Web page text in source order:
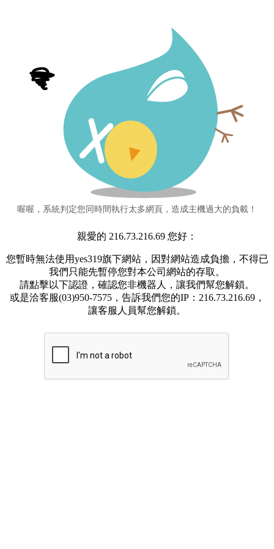
喔喔，系統判定您同時間執行太多網頁，造成主機過大的負載！
親愛的 216.73.216.69 您好：
您暫時無法使用yes319旗下網站，因對網站造成負擔，不得已
我們只能先暫停您對本公司網站的存取。
請點擊以下認證，確認您非機器人，讓我們幫您解鎖。
或是洽客服(03)950-7575，告訴我們您的IP：216.73.216.69，
讓客服人員幫您解鎖。